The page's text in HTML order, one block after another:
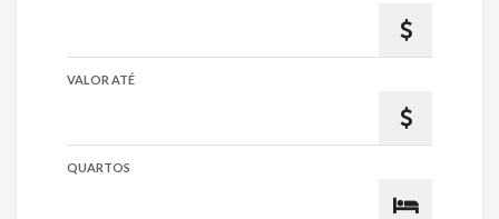
VALOR ATÉ
QUARTOS